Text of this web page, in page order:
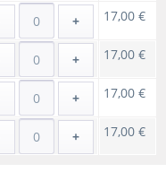
+ 17,00 €
+ 17,00 €
+ 17,00 €
+ 17,00 €